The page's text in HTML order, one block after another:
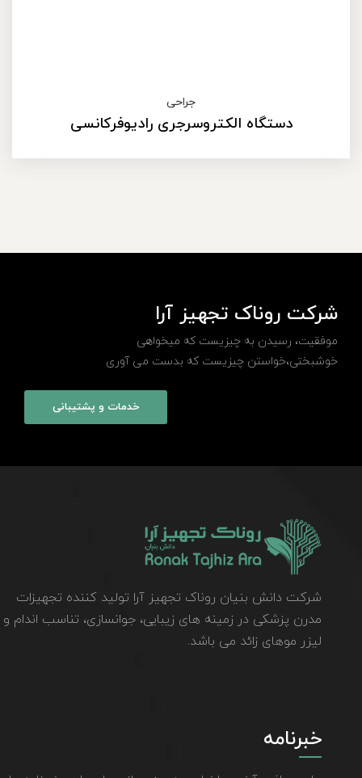
جراحی
دستگاه الکتروسرجری رادیوفرکانسی
شرکت روناک تجهیز آرا
موفقیت، رسیدن به چیزیست که میخواهی
خوشبختی،خواستن چیزیست که بدست می آوری
خدمات و پشتیبانی
شرکت دانش بنیان روناک تجهیز آرا تولید کننده تجهیزات
مدرن پزشکی در زمینه های زیبایی، جوانسازی، تناسب اندام و
لیزر موهای زائد می باشد.
خبرنامه